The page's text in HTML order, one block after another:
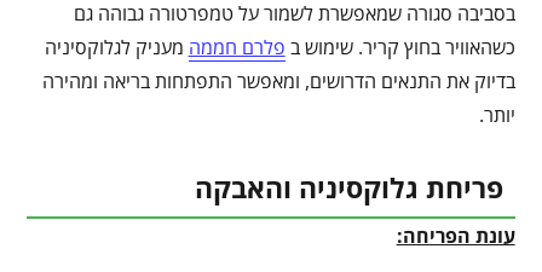
בסביבה סגורה שמאפשרת לשמור על טמפרטורה גבוהה גם
כשהאוויר בחוץ קריר. שימוש ב פלרם חממה מעניק לגלוקסיניה
בדיוק את התנאים הדרושים, ומאפשר התפתחות בריאה ומהירה
יותר.
פריחת גלוקסיניה והאבקה
עונת הפריחה: